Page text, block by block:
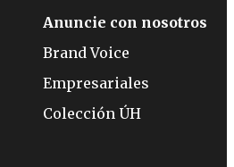
Anuncie con nosotros
Brand Voice
Empresariales
Colección ÚH